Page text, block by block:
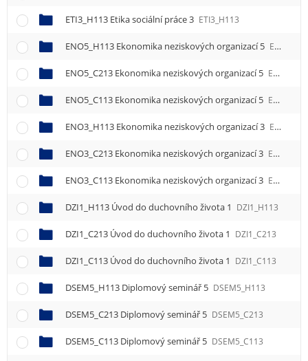
ETI3_H113 Etika sociální práce 3 ETI3_H113
ENO5_H113 Ekonomika neziskových organizací 5 ENO5_H113
ENO5_C213 Ekonomika neziskových organizací 5 ENO5_C213
ENO5_C113 Ekonomika neziskových organizací 5 ENO5_C113
ENO3_H113 Ekonomika neziskových organizací 3 ENO3_H113
ENO3_C213 Ekonomika neziskových organizací 3 ENO3_C213
ENO3_C113 Ekonomika neziskových organizací 3 ENO3_C113
DZI1_H113 Úvod do duchovního života 1 DZI1_H113
DZI1_C213 Úvod do duchovního života 1 DZI1_C213
DZI1_C113 Úvod do duchovního života 1 DZI1_C113
DSEM5_H113 Diplomový seminář 5 DSEM5_H113
DSEM5_C213 Diplomový seminář 5 DSEM5_C213
DSEM5_C113 Diplomový seminář 5 DSEM5_C113